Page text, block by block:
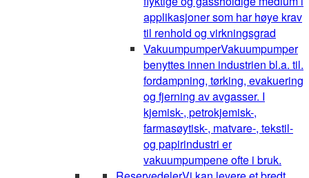
applikasjoner som har høye krav
til renhold og virkningsgrad
VakuumpumperVakuumpumper
benyttes innen industrien bl.a. til.
fordampning, tørking, evakuering
og fjerning av avgasser. I
kjemisk-, petrokjemisk-,
farmasøytisk-, matvare-, tekstil-
og papirindustri er
vakuumpumpene ofte i bruk.